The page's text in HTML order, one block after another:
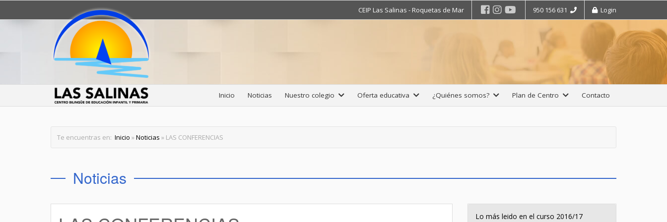
Login
950 156 631
CEIP Las Salinas - Roquetas de Mar
Inicio Noticias Nuestro colegio Oferta educativa ¿Quiénes somos? Plan de Centro Contacto
Te encuentras en: Inicio »Noticias » LAS CONFERENCIAS
Noticias
Lo más leido en el curso 2016/17